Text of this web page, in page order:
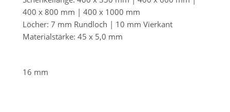
400 x 800 mm | 400 x 1000 mm
Löcher: 7 mm Rundloch | 10 mm Vierkant
Materialstärke: 45 x 5,0 mm
16 mm